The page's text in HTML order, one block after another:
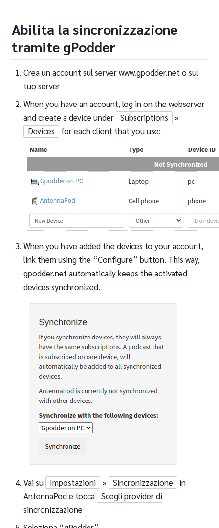
Abilita la sincronizzazione
tramite gPodder
Crea un account sul server www.gpodder.net o sul
tuo server
When you have an account, log in on the webserver
and create a device under Subscriptions
»
Devices
for each client that you use:
When you have added the devices to your account,
link them using the “Configure” button. This way,
gpodder.net automatically keeps the activated
devices synchronized.
Vai su Impostazioni » Sincronizzazione
in
AntennaPod e tocca Scegli provider di
sincronizzazione